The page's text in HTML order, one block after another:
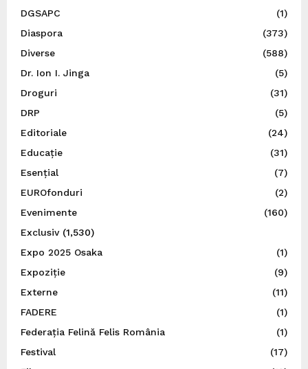
DGSAPC
(1)
Diaspora
(373)
Diverse
(588)
Dr. Ion I. Jinga
(5)
Droguri
(31)
DRP
(5)
Editoriale
(24)
Educație
(31)
Esențial
(7)
EUROfonduri
(2)
Evenimente
(160)
Exclusiv(1,530)
Expo 2025 Osaka
(1)
Expoziție
(9)
Externe
(11)
FADERE
(1)
Federația Felină Felis România
(1)
Festival
(17)